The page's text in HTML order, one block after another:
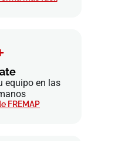
equipo en las
FREMAP